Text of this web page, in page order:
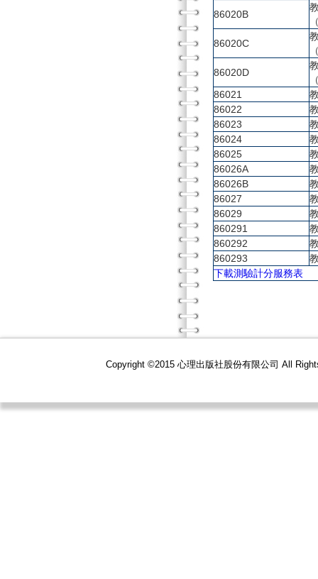
86020B
86020C
86020D
86021
86022
86023
86024
86025
86026A
86026B
86027
86029
860291
860292
860293
下載測驗計分服務表
Copyright ©2015 心理出版社股份有限公司 All